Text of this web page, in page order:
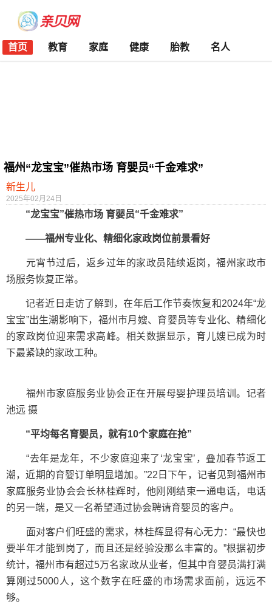
首页 教育 家庭 健康 胎教 名人
福州“龙宝宝”催热市场 育婴员“千金难求”
新生儿
2025年02月24日
“龙宝宝”催热市场 育婴员“千金难求”
——福州专业化、精细化家政岗位前景看好
元宵节过后，返乡过年的家政员陆续返岗，福州家政市
场服务恢复正常。
记者近日走访了解到，在年后工作节奏恢复和2024年“龙
宝宝”出生潮影响下，福州市月嫂、育婴员等专业化、精细化
的家政岗位迎来需求高峰。相关数据显示，育儿嫂已成为时
下最紧缺的家政工种。
福州市家庭服务业协会正在开展母婴护理员培训。记者
池远 摄
“平均每名育婴员，就有10个家庭在抢”
“去年是龙年，不少家庭迎来了‘龙宝宝’，叠加春节返工
潮，近期的育婴订单明显增加。”22日下午，记者见到福州市
家庭服务业协会会长林桂辉时，他刚刚结束一通电话，电话
的另一端，是又一名希望通过协会聘请育婴员的客户。
面对客户们旺盛的需求，林桂辉显得有心无力：“最快也
要半年才能到岗了，而且还是经验没那么丰富的。”根据初步
统计，福州市有超过5万名家政从业者，但其中育婴员满打满
算刚过5000人，这个数字在旺盛的市场需求面前，远远不
够。